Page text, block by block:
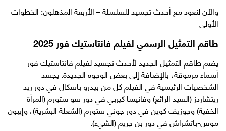
والآن لنعود مع أحدث تجسيد للسلسلة – الأربعة المذهلون: الخطوات
الأولى
طاقم التمثيل الرسمي لفيلم فانتاستيك فور 2025
يضم طاقم التمثيل الجديد لأحدث تجسيد لفيلم فانتاستيك فور
أسماء مرموقة، بالإضافة إلى بعض الوجوه الجديدة. يجسد
الشخصيات الرئيسية في الفيلم كل من بيدرو باسكال في دور ريد
ريتشاردز (السيد الرائع) وفانيسا كيربي في دور سو ستورم (المرأة
الخفية) وجوزيف كوين في دور جوني ستورم (الشعلة البشرية)، وإيبون
موس-باتشراش في دور بن جريم (الشيء).